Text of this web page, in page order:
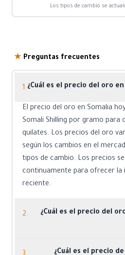
Los tipos de cambio se
★ Preguntas frecuentes
1.¿Cuál es el precio del oro
El precio del oro en Somalia
Somali Shilling por gramo para
quilates. Los precios del oro
según los cambios en el
tipos de cambio. Los precios
continuamente para ofrecer la
reciente.
2.
¿Cuál es el precio del
¿Cuál es el precio